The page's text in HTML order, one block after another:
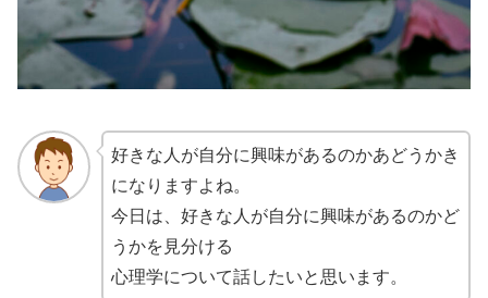
好きな人が自分に興味があるのかあどうかき
になりますよね。
今日は、好きな人が自分に興味があるのかど
うかを見分ける
心理学について話したいと思います。